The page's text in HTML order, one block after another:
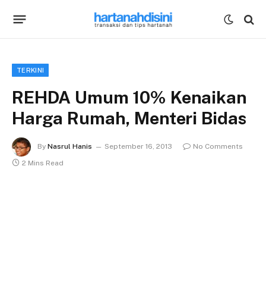
TERKINI
REHDA Umum 10% Kenaikan
Harga Rumah, Menteri Bidas
By Nasrul Hanis September 16, 2013
No Comments
2 Mins Read